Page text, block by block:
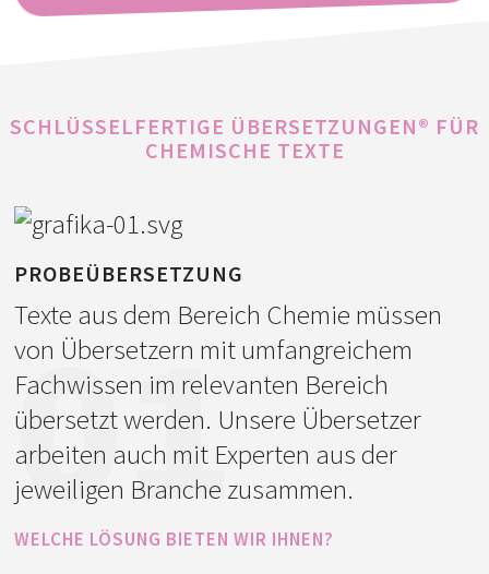
SCHLÜSSELFERTIGE ÜBERSETZUNGEN® FÜR
CHEMISCHE TEXTE
01
PROBEÜBERSETZUNG
Texte aus dem Bereich Chemie müssen
von Übersetzern mit umfangreichem
Fachwissen im relevanten Bereich
übersetzt werden. Unsere Übersetzer
arbeiten auch mit Experten aus der
jeweiligen Branche zusammen.
WELCHE LÖSUNG BIETEN WIR IHNEN?